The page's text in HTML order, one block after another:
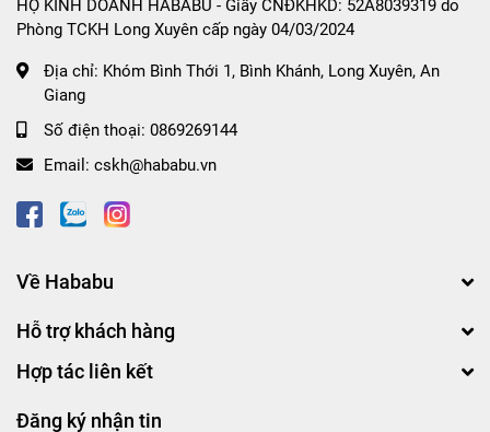
HỘ KINH DOANH HABABU - Giấy CNĐKHKD: 52A8039319 do
Phòng TCKH Long Xuyên cấp ngày 04/03/2024
Địa chỉ: Khóm Bình Thới 1, Bình Khánh, Long Xuyên, An
Giang
Số điện thoại: 0869269144
Email: cskh@hababu.vn
Về Hababu
Hỗ trợ khách hàng
Hợp tác liên kết
Đăng ký nhận tin